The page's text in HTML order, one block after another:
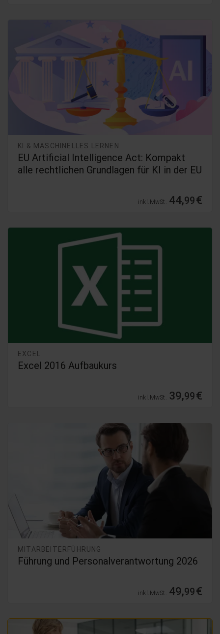
KI & MASCHINELLES LERNEN
EU Artificial Intelligence Act: Kompakt
alle rechtlichen Grundlagen für KI in der EU
inkl. MwSt. 44,99€
EXCEL
Excel 2016 Aufbaukurs
inkl. MwSt. 39,99€
MITARBEITERFÜHRUNG
Führung und Personalverantwortung 2026
inkl. MwSt. 49,99€